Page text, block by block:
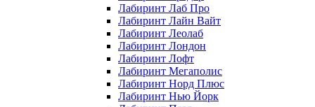
Лабиринт Лаб Про
Лабиринт Лайн Вайт
Лабиринт Леолаб
Лабиринт Лондон
Лабиринт Лофт
Лабиринт Мегаполис
Лабиринт Норд Плюс
Лабиринт Нью Йорк